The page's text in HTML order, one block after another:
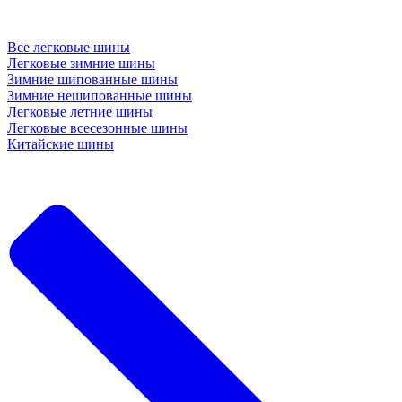
Все легковые шины
Легковые зимние шины
Зимние шипованные шины
Зимние нешипованные шины
Легковые летние шины
Легковые всесезонные шины
Китайские шины